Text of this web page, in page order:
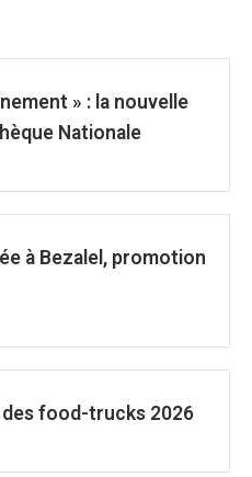
» : la nouvelle
Nationale
à Bezalel, promotion
food-trucks 2026